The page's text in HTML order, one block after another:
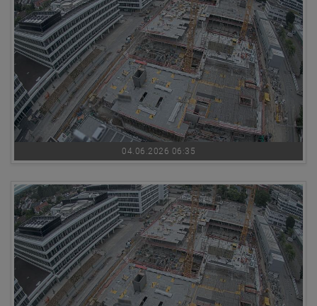
04.06.2026 06:35